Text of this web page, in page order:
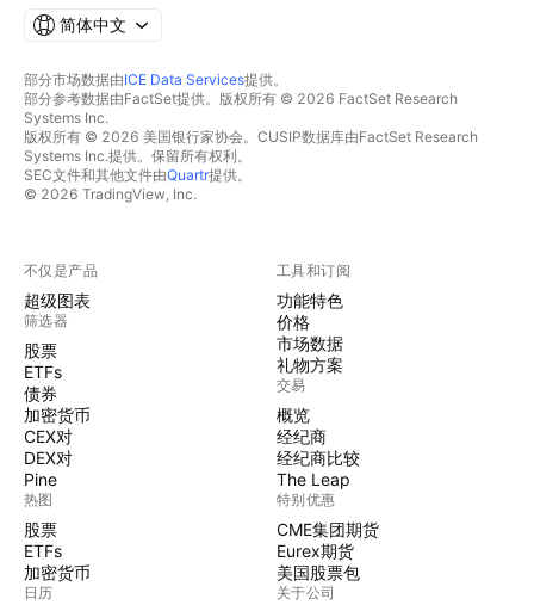
简体中文
部分市场数据由ICE Data Services提供。
部分参考数据由FactSet提供。版权所有 © 2026 FactSet Research
Systems Inc.
版权所有 © 2026 美国银行家协会。CUSIP数据库由FactSet Research
Systems Inc.提供。保留所有权利。
SEC文件和其他文件由Quartr提供。
© 2026 TradingView, Inc.
不仅是产品
超级图表
筛选器
股票
ETFs
债券
加密货币
CEX对
DEX对
Pine
热图
股票
ETFs
加密货币
日历
工具和订阅
功能特色
价格
市场数据
礼物方案
交易
概览
经纪商
经纪商比较
The Leap
特别优惠
CME集团期货
Eurex期货
美国股票包
关于公司